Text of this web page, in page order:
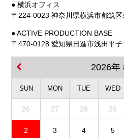
● 横浜オフィス
〒224-0023 神奈川県横浜市都筑
● ACTIVE PRODUCTION BASE
〒470-0128 愛知県日進市浅田平
2026年
SUN MON TUE WED
26 27 28 29
2 3 4 5